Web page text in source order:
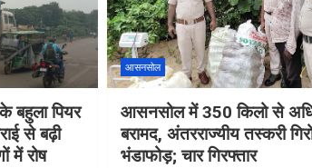
बहुला पियर
से बढ़ी
में रोष
आसनसोल
आसनसोल में 350 किलो से
बरामद, अंतरराज्यीय तस्करी
भंडाफोड़; चार गिरफ्तार